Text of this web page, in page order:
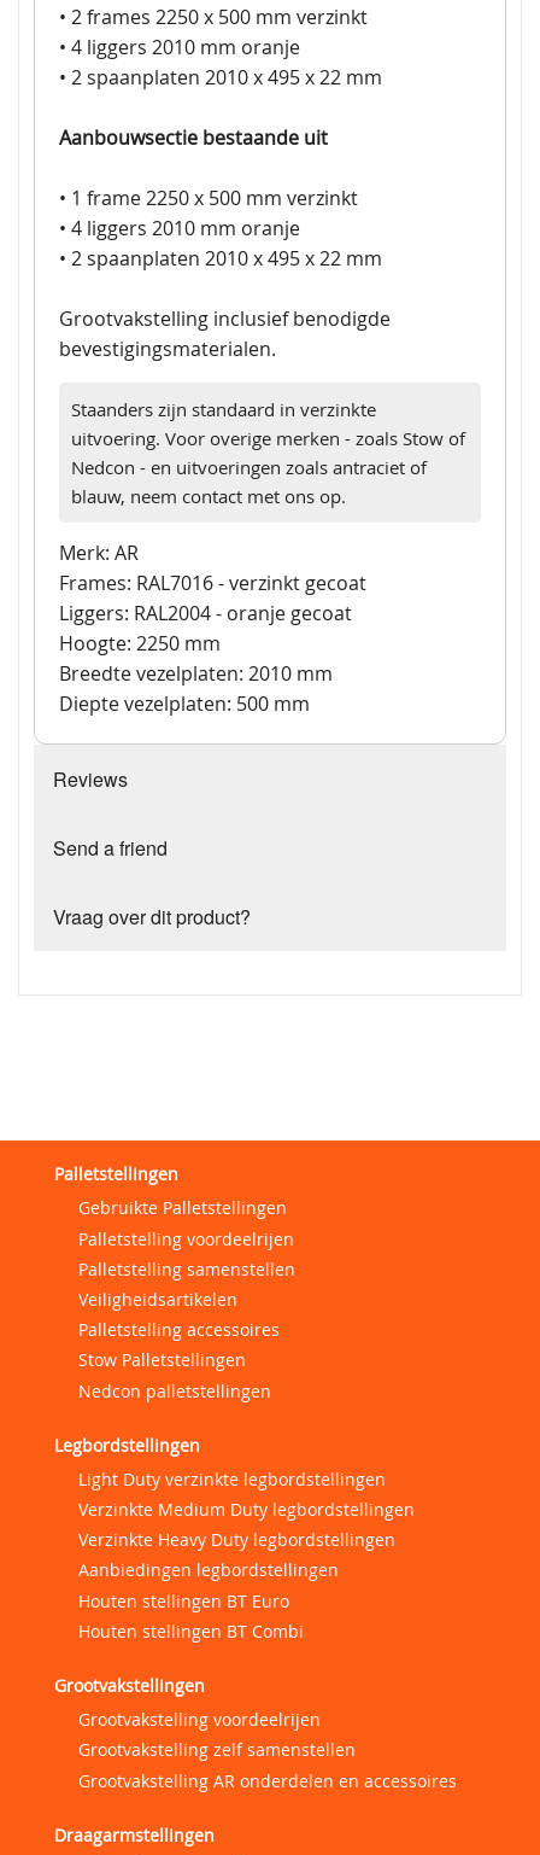
• 2 frames 2250 x 500 mm verzinkt
• 4 liggers 2010 mm oranje
• 2 spaanplaten 2010 x 495 x 22 mm
Aanbouwsectie bestaande uit
• 1 frame 2250 x 500 mm verzinkt
• 4 liggers 2010 mm oranje
• 2 spaanplaten 2010 x 495 x 22 mm
Grootvakstelling inclusief benodigde
bevestigingsmaterialen.
Staanders zijn standaard in verzinkte
uitvoering. Voor overige merken - zoals Stow of
Nedcon - en uitvoeringen zoals antraciet of
blauw, neem contact met ons op.
Merk: AR
Frames: RAL7016 - verzinkt gecoat
Liggers: RAL2004 - oranje gecoat
Hoogte: 2250 mm
Breedte vezelplaten: 2010 mm
Diepte vezelplaten: 500 mm
Reviews
Send a friend
Vraag over dit product?
Palletstellingen
Gebruikte Palletstellingen
Palletstelling voordeelrijen
Palletstelling samenstellen
Veiligheidsartikelen
Palletstelling accessoires
Stow Palletstellingen
Nedcon palletstellingen
Legbordstellingen
Light Duty verzinkte legbordstellingen
Verzinkte Medium Duty legbordstellingen
Verzinkte Heavy Duty legbordstellingen
Aanbiedingen legbordstellingen
Houten stellingen BT Euro
Houten stellingen BT Combi
Grootvakstellingen
Grootvakstelling voordeelrijen
Grootvakstelling zelf samenstellen
Grootvakstelling AR onderdelen en accessoires
Draagarmstellingen